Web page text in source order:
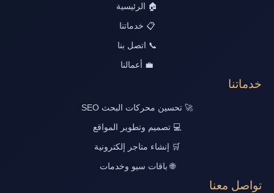
🏠 الرئيسية
📋 خدماتنا
📞 اتصل بنا
💼 أعمالنا
خدماتنا
🚀 تحسين محركات البحث SEO
💻 تصميم وتطوير المواقع
🛒 إنشاء متاجر إلكترونية
🌐 باقات سيو وخدمات
تواصل معنا